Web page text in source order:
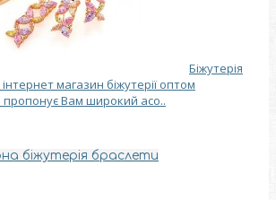
Біжутерія
магазин біжутерії оптом
пропонує Вам широкий асо..
біжутерія браслети